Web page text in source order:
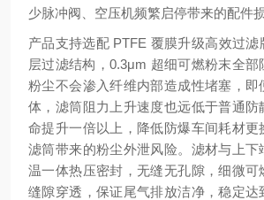
少脉冲阀、空压机频繁启停带来的配件损
产品支持选配 PTFE 覆膜升级高效过滤
层过滤结构，0.3μm 超细可燃粉末全部
粉尘不会渗入纤维内部造成性堵塞，即
体，滤筒阻力上升速度也远低于普通防
命提升一倍以上，降低防爆车间耗材更
滤筒带来的粉尘外泄风险。滤材与上下
温一体热压密封，无缝无孔隙，细微可
缝隙穿透，保证尾气排放洁净，稳定达